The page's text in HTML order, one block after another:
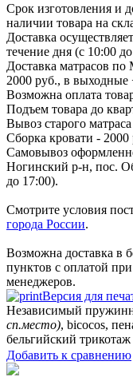
Срок изготовления и
наличии товара на
Доставка
течение дня (с 10:00
Доставка матрасов
2000 руб., в выходные
Возможна оплата
Подъем товара до
Вывоз старого
Сборка кровати - 2000
Самовывоз
Ногинский р-н, пос.
до 17:00).
Смотрите условия
города России.
Возможна доставка в
пунктов с оплатой
менеджеров.
Версия для
Независимый
сп.место), bicocos,
бельгийский
Добавить к сравнению